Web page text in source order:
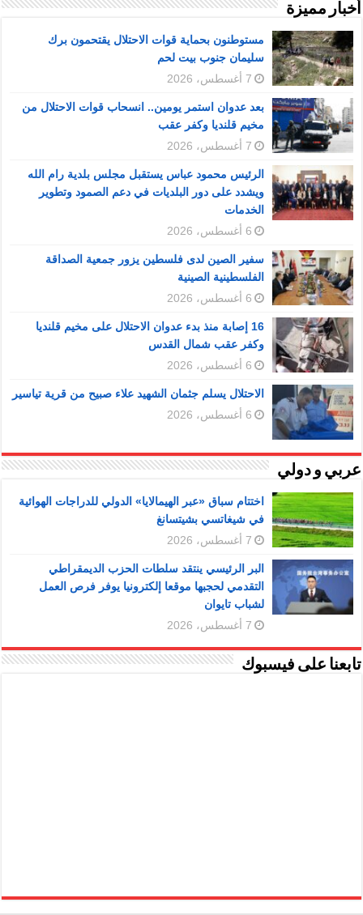
أخبار مميزة
مستوطنون بحماية قوات الاحتلال يقتحمون برك
سليمان جنوب بيت لحم
7 أغسطس، 2026
بعد عدوان استمر يومين.. انسحاب قوات الاحتلال من
مخيم قلنديا وكفر عقب
7 أغسطس، 2026
الرئيس محمود عباس يستقبل مجلس بلدية رام الله
ويشدد على دور البلديات في دعم الصمود وتطوير
الخدمات
6 أغسطس، 2026
سفير الصين لدى فلسطين يزور جمعية الصداقة
الفلسطينية الصينية
6 أغسطس، 2026
16 إصابة منذ بدء عدوان الاحتلال على مخيم قلنديا
وكفر عقب شمال القدس
6 أغسطس، 2026
الاحتلال يسلم جثمان الشهيد علاء صبيح من قرية تياسير
6 أغسطس، 2026
عربي و دولي
اختتام سباق «عبر الهيمالايا» الدولي للدراجات الهوائية
في شيغاتسي بشيتسانغ
7 أغسطس، 2026
البر الرئيسي ينتقد سلطات الحزب الديمقراطي
التقدمي لحجبها موقعا إلكترونيا يوفر فرص العمل
لشباب تايوان
7 أغسطس، 2026
تابعنا على فيسبوك